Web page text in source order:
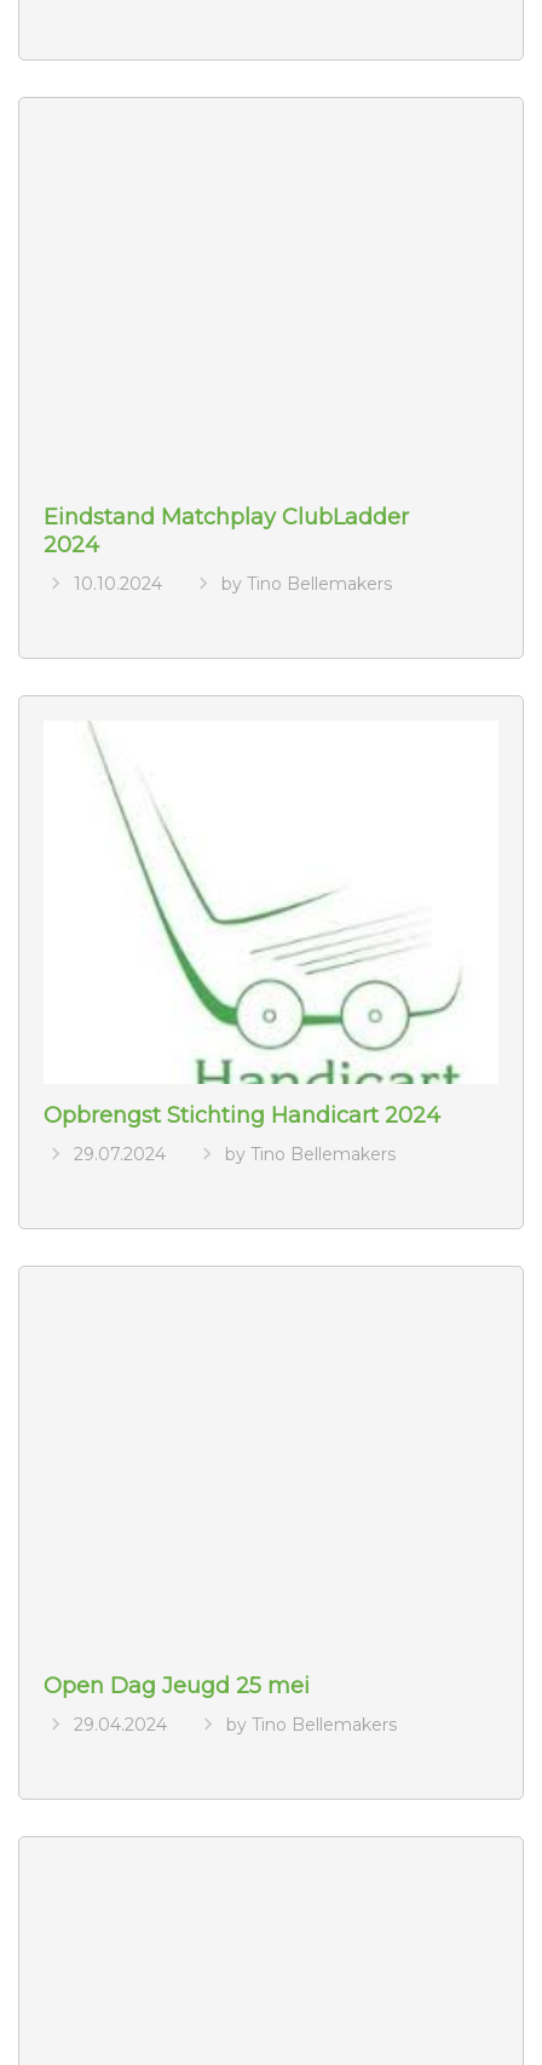
Eindstand Matchplay ClubLadder
2024
10.10.2024 by Tino Bellemakers
Opbrengst Stichting Handicart 2024
29.07.2024 by Tino Bellemakers
Open Dag Jeugd 25 mei
29.04.2024 by Tino Bellemakers